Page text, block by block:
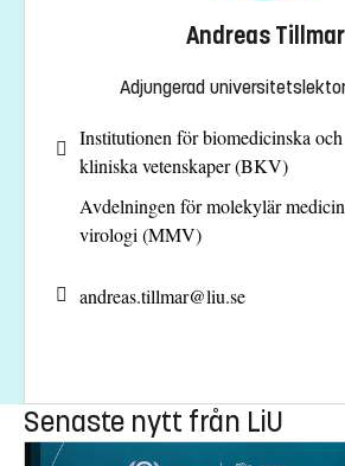
Andreas Tillmar
Adjungerad
Institutionen för biomedicinska och
kliniska vetenskaper (BKV)
Avdelningen för molekylär
virologi (MMV)
andreas.tillmar@liu.se
Senaste nytt från LiU